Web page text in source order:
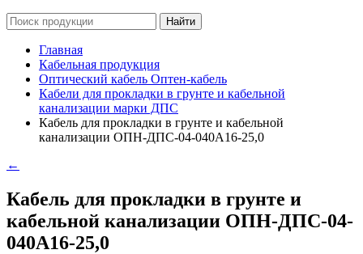
Главная
Кабельная продукция
Оптический кабель Оптен-кабель
Кабели для прокладки в грунте и кабельной
канализации марки ДПС
Кабель для прокладки в грунте и кабельной
канализации ОПН-ДПС-04-040А16-25,0
←
Кабель для прокладки в грунте и
кабельной канализации ОПН-ДПС-04-
040А16-25,0